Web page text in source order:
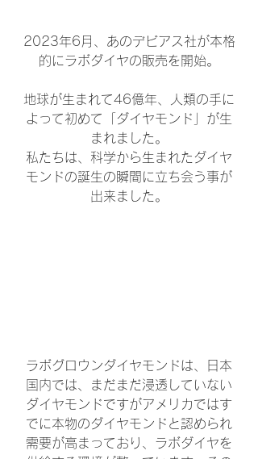
2023年6月、あのデビアス社が本格
的にラボダイヤの販売を開始。
地球が生まれて46億年、人類の手に
よって初めて「ダイヤモンド」が生
まれました。
私たちは、科学から生まれたダイヤ
モンドの誕生の瞬間に立ち会う事が
出来ました。
ラボグロウンダイヤモンドは、日本
国内では、まだまだ浸透していない
ダイヤモンドですがアメリカではす
でに本物のダイヤモンドと認められ
需要が高まっており、ラボダイヤを